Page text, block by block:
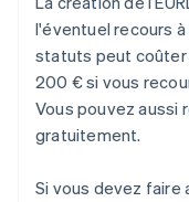
l'éventuel recours
statuts peut coûter
200 € si vous
Vous pouvez aussi
gratuitement.
Si vous devez faire